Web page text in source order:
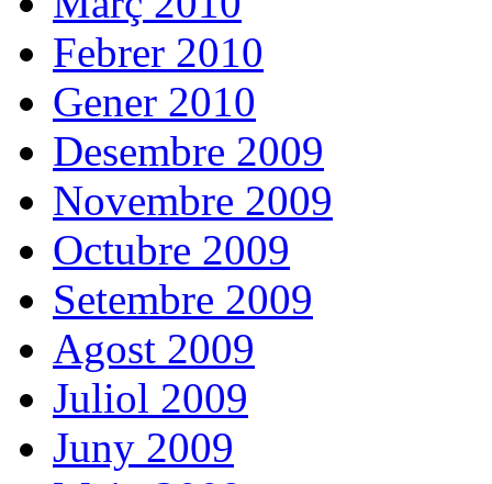
Febrer 2010
Gener 2010
Desembre 2009
Novembre 2009
Octubre 2009
Setembre 2009
Agost 2009
Juliol 2009
Juny 2009